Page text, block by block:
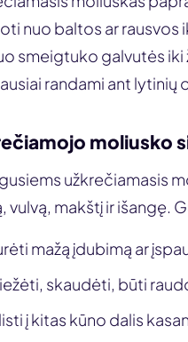
nuo baltos ar
smeigtuko galvutės
randami ant lytinių
moliusko
užkrečiamasis
vulvą, makštį ir išangę.
mažą įdubimą ar
skaudėti, būti
į kitas kūno dalis